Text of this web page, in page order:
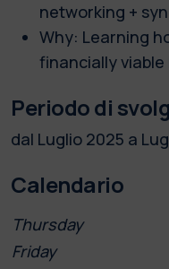
networking +
Why: Learning
financially viable
Periodo di
dal Luglio 2025 a
Calendario
Thursday
Friday